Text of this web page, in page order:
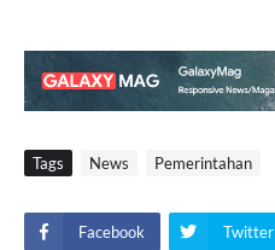
Tags News Pemerintahan
Facebook Twitter